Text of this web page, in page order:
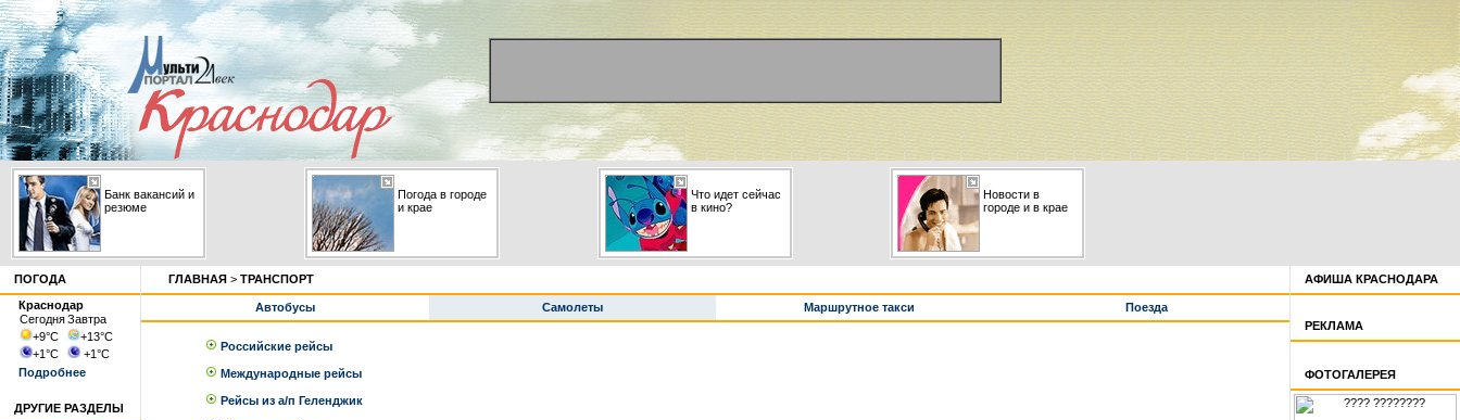
Банк вакансий и
резюме
Погода в городе
и крае
Что идет сейчас
в кино?
Новости в
городе и в крае
ПОГОДА
Краснодар
СегодняЗавтра
+9°С +13°С
+1°С +1°С
Подробнее
ДРУГИЕ РАЗДЕЛЫ
ГЛАВНАЯ > ТРАНСПОРТ
Автобусы Самолеты Маршрутное такси Поезда
Российские рейсы
Международные рейсы
Рейсы из а/п Геленджик
АФИША КРАСНОДАРА
РЕКЛАМА
ФОТОГАЛЕРЕЯ